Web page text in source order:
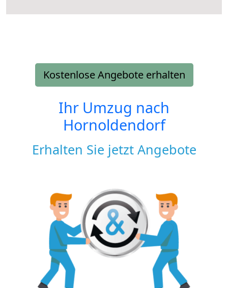
Kostenlose Angebote erhalten
Ihr Umzug nach
Hornoldendorf
Erhalten Sie jetzt Angebote